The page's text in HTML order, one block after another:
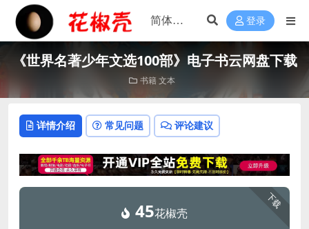
登录
《世界名著少年文选100部》电子书云网盘下载
书籍 文本
详情介绍 常见问题 评论建议
下载
45花椒壳